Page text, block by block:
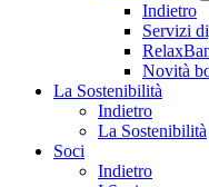
Indietro
Servizi
Novità
La Sostenibilità
Indietro
La Sostenibilità
Soci
Indietro